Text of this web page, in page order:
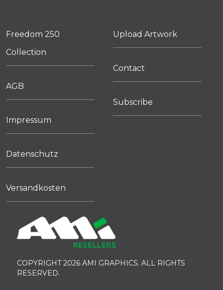
Freedom 250
Collection
AGB
Impressum
Datenschutz
Versandkosten
Upload Artwork
Contact
Subscribe
COPYRIGHT 2026 AMI GRAPHICS. ALL RIGHTS
RESERVED.